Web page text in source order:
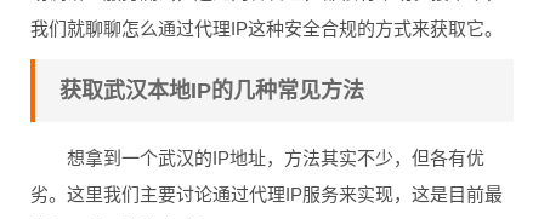
我们就聊聊怎么通过代理IP这种安全合规的方式来获取它。
获取武汉本地IP的几种常见方法
想拿到一个武汉的IP地址，方法其实不少，但各有优
劣。这里我们主要讨论通过代理IP服务来实现，这是目前最